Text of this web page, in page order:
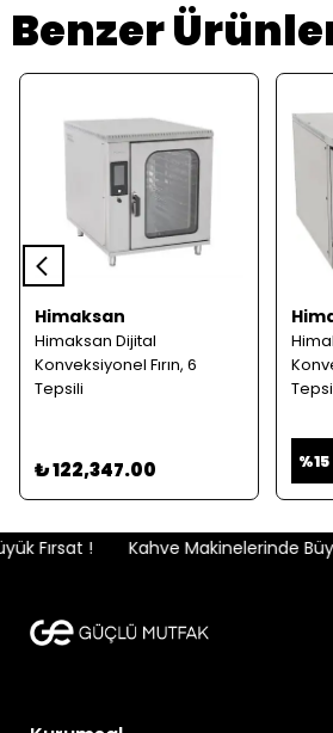
Benzer
Himaksan
Himaksan Dijital
Konveksiyonel Fırın, 6
Tepsili
₺ 122,347.00 %15
Fırsat ! Kahve Makinelerinde